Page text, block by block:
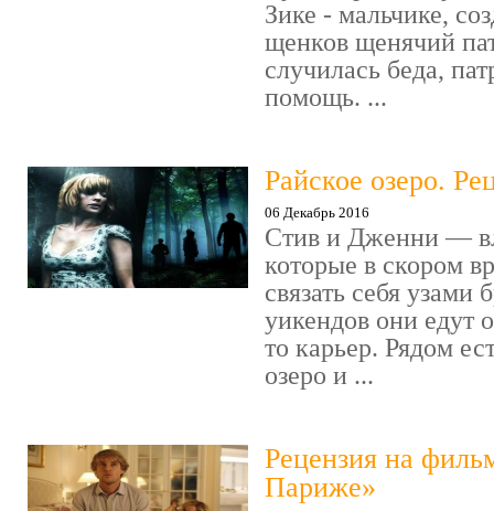
Зике - мальчике,
щенков щенячий
случилась беда,
помощь. ...
Райское озеро.
06 Декабрь 2016
Стив и Дженни —
которые в скором
связать себя узами
уикендов они едут
то карьер. Рядом
озеро и ...
Рецензия на
Париже»